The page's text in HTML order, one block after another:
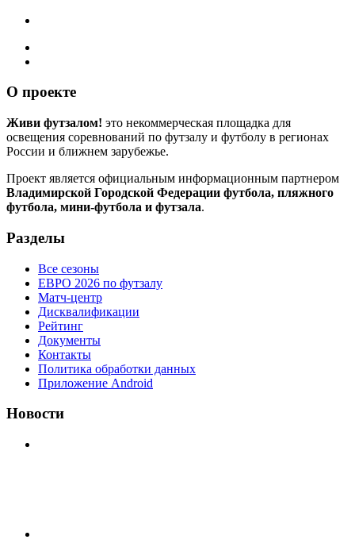
О проекте
Живи футзалом! это некоммерческая площадка для
освещения соревнований по футзалу и футболу в регионах
России и ближнем зарубежье.
Проект является официальным информационным партнером
Владимирской Городской Федерации футбола, пляжного
футбола, мини-футбола и футзала.
Разделы
Все сезоны
ЕВРО 2026 по футзалу
Матч-центр
Дисквалификации
Рейтинг
Документы
Контакты
Политика обработки данных
Приложение Android
Новости